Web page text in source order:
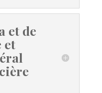
et de
et